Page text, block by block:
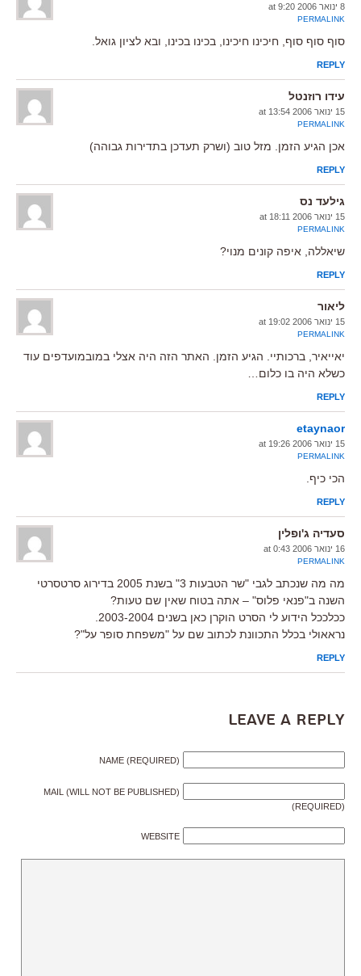
8 ינואר 2006 at 9:20
PERMALINK
סוף סוף סוף, חיכינו חיכינו, בכינו בכינו, ובא לציון גואל.
REPLY
עידו רוזנטל
15 ינואר 2006 at 13:54
PERMALINK
אכן הגיע הזמן. מזל טוב (ושרק תעדכן בתדירות גבוהה)
REPLY
גילעד נס
15 ינואר 2006 at 18:11
PERMALINK
שיאללה, איפה קונים מנוי?
REPLY
ליאור
15 ינואר 2006 at 19:02
PERMALINK
יאייאיר, ברכותיי. הגיע הזמן. האתר הזה היה אצלי במובמועדפים עוד
כשלא היה בו כלום…
REPLY
etaynaor
15 ינואר 2006 at 19:26
PERMALINK
הכי כיף.
REPLY
סעדיה ג'ופלין
16 ינואר 2006 at 0:43
PERMALINK
מה מה שנכתב לגבי "שר הטבעות 3" בשנת 2005 בדירוג סרטסרטי
השנה ב"פנאי פלוס" – אתה בטוח שאין שם טעות?
ככלככל הידוע לי הסרט הוקרן כאן בשנים 2003-2004.
נראאולי בכלל התכוונת לכתוב שם על "משפחת סופר על"?
REPLY
Leave a Reply
NAME (REQUIRED)
MAIL (WILL NOT BE PUBLISHED)
(REQUIRED)
WEBSITE